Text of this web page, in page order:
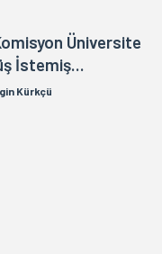
Üniversite
İstemiş...
Kürkçü